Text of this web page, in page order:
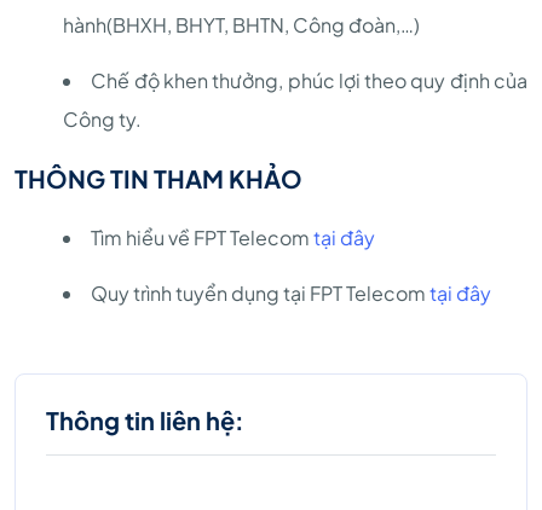
hành(BHXH, BHYT, BHTN, Công đoàn,…)
Chế độ khen thưởng, phúc lợi theo quy định của
Công ty.
THÔNG TIN THAM KHẢO
Tìm hiểu về FPT Telecomtại đây
Quy trình tuyển dụng tại FPT Telecomtại đây
Thông tin liên hệ: